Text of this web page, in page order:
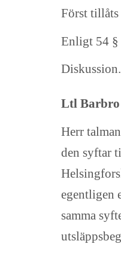
Först
Enligt 54 §
Diskussion.
Ltl Barbro
Herr
den syftar
egentligen
samma